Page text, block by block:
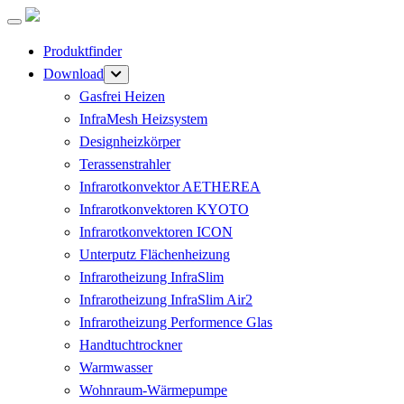
Produktfinder
Download
Gasfrei Heizen
InfraMesh Heizsystem
Designheizkörper
Terassenstrahler
Infrarotkonvektor AETHEREA
Infrarotkonvektoren KYOTO
Infrarotkonvektoren ICON
Unterputz Flächenheizung
Infrarotheizung InfraSlim
Infrarotheizung InfraSlim Air2
Infrarotheizung Performence Glas
Handtuchtrockner
Warmwasser
Wohnraum-Wärmepumpe